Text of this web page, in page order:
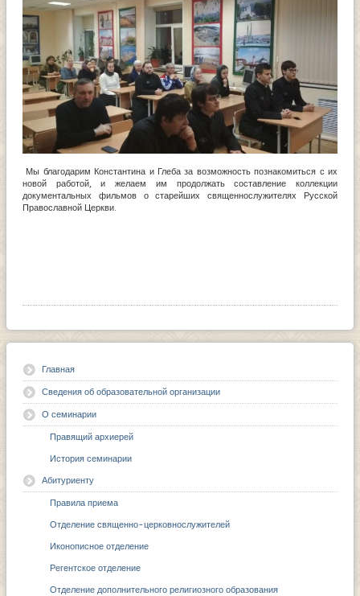
Мы благодарим Константина и Глеба за возможность познакомиться с их
новой работой, и желаем им продолжать составление коллекции
документальных фильмов о старейших священнослужителях Русской
Православной Церкви.
Главная
Сведения об образовательной организации
О семинарии
Правящий архиерей
История семинарии
Абитуриенту
Правила приема
Отделение священно-церковнослужителей
Иконописное отделение
Регентское отделение
Отделение дополнительного религиозного образования